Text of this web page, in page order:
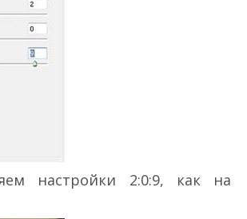
настройки 2:0:9, как на